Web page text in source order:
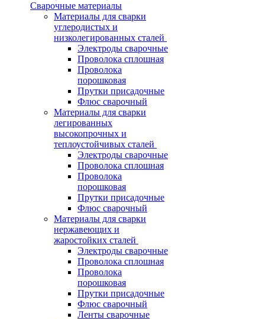
Сварочные материалы
Материалы для сварки
углеродистых и
низколегированных сталей
Электроды сварочные
Проволока сплошная
Проволока
порошковая
Прутки присадочные
Флюс сварочный
Материалы для сварки
легированных
высокопрочных и
теплоустойчивых сталей
Электроды сварочные
Проволока сплошная
Проволока
порошковая
Прутки присадочные
Флюс сварочный
Материалы для сварки
нержавеющих и
жаростойких сталей
Электроды сварочные
Проволока сплошная
Проволока
порошковая
Прутки присадочные
Флюс сварочный
Ленты сварочные